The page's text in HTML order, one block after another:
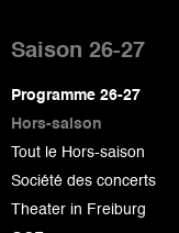
de
page
Saison 26-27
Programme 26-27
Hors-saison
Tout le Hors-saison
Société des concerts
Theater in Freiburg